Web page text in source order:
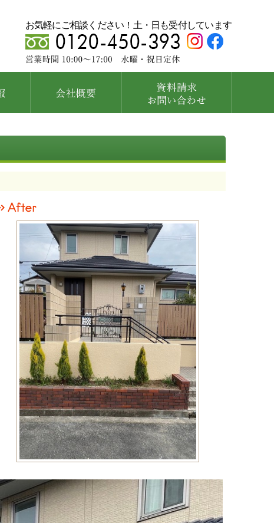
お気軽にご相談ください！土・日も受付しています